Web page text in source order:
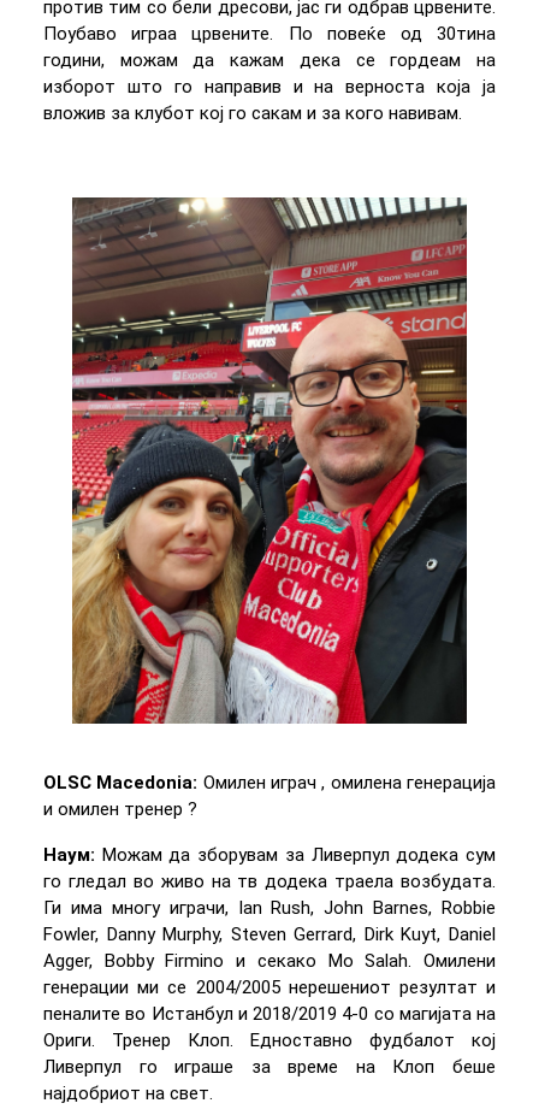
против тим со бели дресови, јас ги одбрав црвените.
Поубаво играа црвените. По повеќе од 30тина
години, можам да кажам дека се гордеам на
изборот што го направив и на верноста која ја
вложив за клубот кој го сакам и за кого навивам.
OLSC Macedonia: Омилен играч , омилена генерација
и омилен тренер ?
Наум: Можам да зборувам за Ливерпул додека сум
го гледал во живо на тв додека траела возбудата.
Ги има многу играчи, Ian Rush, John Barnes, Robbie
Fowler, Danny Murphy, Steven Gerrard, Dirk Kuyt, Daniel
Agger, Bobby Firmino и секако Mo Salah. Омилени
генерации ми се 2004/2005 нерешениот резултат и
пеналите во Истанбул и 2018/2019 4-0 со магијата на
Ориги. Тренер Клоп. Едноставно фудбалот кој
Ливерпул го играше за време на Клоп беше
најдобриот на свет.